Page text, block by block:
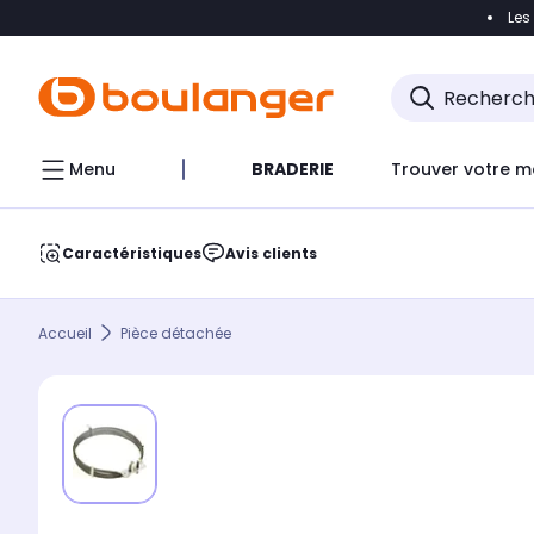
Accéder
Menu BRADERIE Trouver votre
Caractéristiques Avis clients
Accueil Pièce détachée